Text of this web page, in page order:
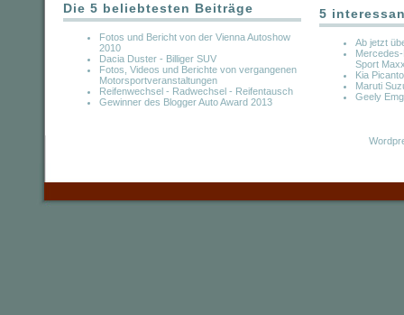
Die 5 beliebtesten Beiträge
Fotos und Bericht von der Vienna Autoshow
2010
Dacia Duster - Billiger SUV
Fotos, Videos und Berichte von vergangenen
Motorsportveranstaltungen
Reifenwechsel - Radwechsel - Reifentausch
Gewinner des Blogger Auto Award 2013
5
Ab jetzt
Sport
Kia
Maruti
Geely